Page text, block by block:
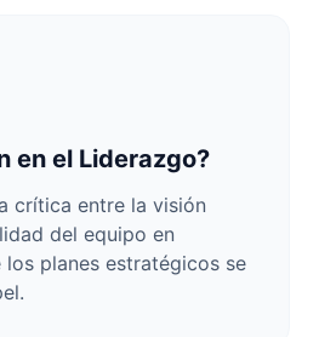
en el Liderazgo?
crítica entre la visión
del equipo en
planes estratégicos se